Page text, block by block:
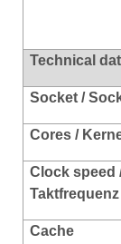
Technical
Socket /
Cores /
Clock speed
Taktfrequenz
Cache